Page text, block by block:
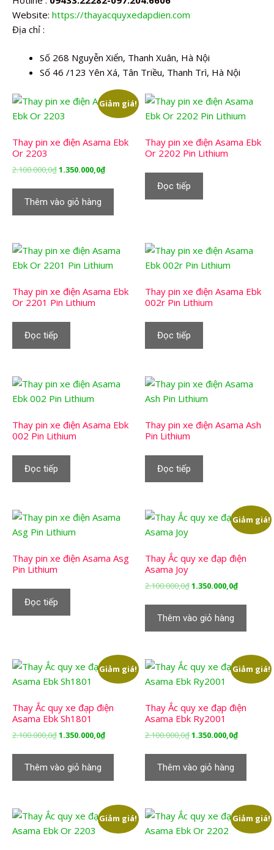
Website: https://thayacquyxedapdien.com
Địa chỉ :
Số 268 Nguyễn Xiển, Thanh Xuân, Hà Nội
Số 46 /123 Yên Xá, Tân Triều, Thanh Trì, Hà Nội
Giảm giá!
Thay pin xe điện Asama Ebk
Or 2203
2.100.000,0₫Giá
2.100.000,0₫.
1.350.000,0₫Giá
1.350.000,0₫.
Thêm vào giỏ hàng
Thay pin xe điện Asama Ebk
Or 2202 Pin Lithium
Đọc tiếp
Thay pin xe điện Asama Ebk
Or 2201 Pin Lithium
Đọc tiếp
Thay pin xe điện Asama Ebk
002r Pin Lithium
Đọc tiếp
Thay pin xe điện Asama Ebk
002 Pin Lithium
Đọc tiếp
Thay pin xe điện Asama Ash
Pin Lithium
Đọc tiếp
Thay pin xe điện Asama Asg
Pin Lithium
Đọc tiếp
Giảm giá!
Thay Ắc quy xe đạp điện
Asama Joy
2.100.000,0₫Giá
2.100.000,0₫.
1.350.000,0₫Giá
Thêm vào giỏ hàng
Giảm giá!
Thay Ắc quy xe đạp điện
Asama Ebk Sh1801
2.100.000,0₫Giá
2.100.000,0₫.
1.350.000,0₫Giá
1.350.000,0₫.
Thêm vào giỏ hàng
Giảm giá!
Thay Ắc quy xe đạp điện
Asama Ebk Ry2001
2.100.000,0₫Giá
2.100.000,0₫.
1.350.000,0₫Giá
Thêm vào giỏ hàng
Giảm giá! Giảm giá!